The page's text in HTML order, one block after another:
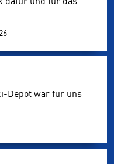
Depot war für uns